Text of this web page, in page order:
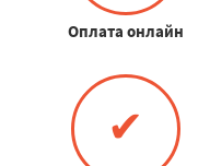
Оплата онлайн
✔